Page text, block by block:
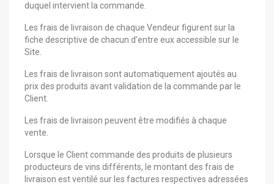
duquel intervient la commande.
Les frais de livraison de chaque Vendeur figurent sur la
fiche descriptive de chacun d’entre eux accessible sur le
Site.
Les frais de livraison sont automatiquement ajoutés au
prix des produits avant validation de la commande par le
Client.
Les frais de livraison peuvent être modifiés à chaque
vente.
Lorsque le Client commande des produits de plusieurs
producteurs de vins différents, le montant des frais de
livraison est ventilé sur les factures respectives adressées